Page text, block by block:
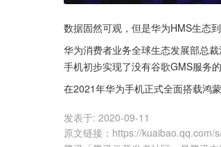
数据固然可观，但是华为HMS生态
华为消费者业务全球生态发展部总
手机初步实现了没有谷歌GMS服务
在2021年华为手机正式全面搭载鸿
发表于: 2020-09-11
原文链接 ： https://kuaibao.qq.com/